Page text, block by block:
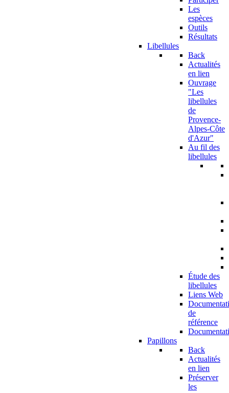
Les
espèces
Outils
Résultats
Libellules
Back
Actualités
en lien
Ouvrage
"Les
libellules
de
Provence-
Alpes-Côte
d'Azur"
Au fil des
libellules
Étude des
libellules
Liens Web
de
référence
Papillons
Back
Actualités
en lien
Préserver
les